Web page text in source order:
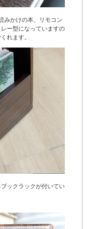
みかけの本、リモコン
ー型になっていますの
れます。
ックラックが付いてい